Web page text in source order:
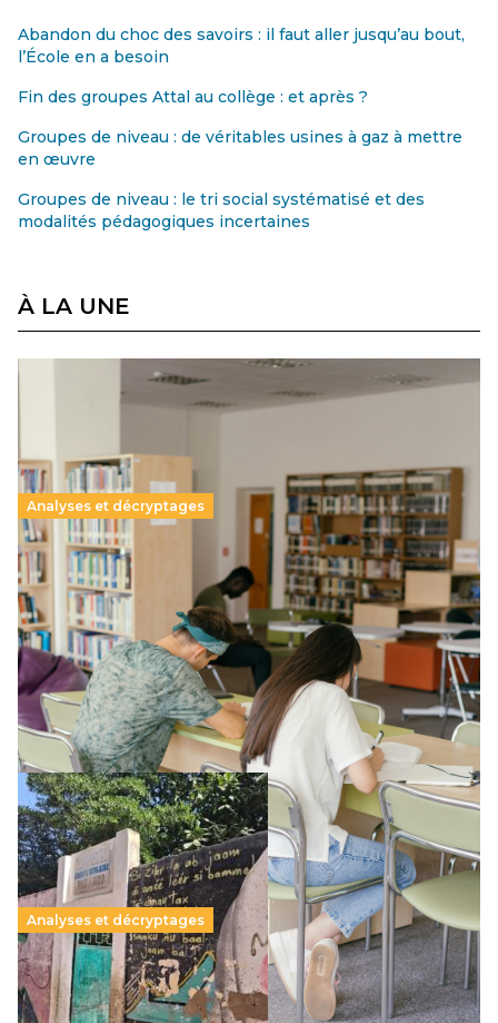
Abandon du choc des savoirs : il faut aller jusqu’au bout,
l’École en a besoin
Fin des groupes Attal au collège : et après ?
Groupes de niveau : de véritables usines à gaz à mettre
en œuvre
Groupes de niveau : le tri social systématisé et des
modalités pédagogiques incertaines
À LA UNE
Analyses et décryptages
Supérieur privé : une dérive qui met à mal la
promesse républicaine
11 juillet 2026-
Le projet de loi sur la régulation de l’enseignement
supérieur privé met en lumière l’amplification d’un système
qui relègue l’acte pédagogique au superfétatoire, voire à…
Lire la suite →
Analyses et décryptages
258 millions d’enfants victimes de la guerre, des
chocs climatiques et des déplacements de